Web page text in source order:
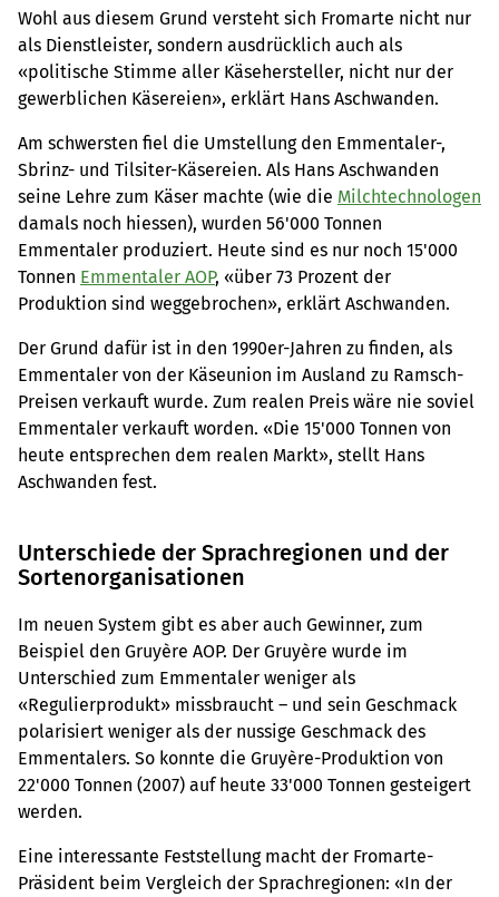
Wohl aus diesem Grund versteht sich Fromarte nicht nur
als Dienstleister, sondern ausdrücklich auch als
«politische Stimme aller Käsehersteller, nicht nur der
gewerblichen Käsereien», erklärt Hans Aschwanden.
Am schwersten fiel die Umstellung den Emmentaler-,
Sbrinz- und Tilsiter-Käsereien. Als Hans Aschwanden
seine Lehre zum Käser machte (wie die Milchtechnologen
damals noch hiessen), wurden 56'000 Tonnen
Emmentaler produziert. Heute sind es nur noch 15'000
Tonnen Emmentaler AOP, «über 73 Prozent der
Produktion sind weggebrochen», erklärt Aschwanden.
Der Grund dafür ist in den 1990er-Jahren zu finden, als
Emmentaler von der Käseunion im Ausland zu Ramsch-
Preisen verkauft wurde. Zum realen Preis wäre nie soviel
Emmentaler verkauft worden. «Die 15'000 Tonnen von
heute entsprechen dem realen Markt», stellt Hans
Aschwanden fest.
Unterschiede der Sprachregionen und der
Sortenorganisationen
Im neuen System gibt es aber auch Gewinner, zum
Beispiel den Gruyère AOP. Der Gruyère wurde im
Unterschied zum Emmentaler weniger als
«Regulierprodukt» missbraucht – und sein Geschmack
polarisiert weniger als der nussige Geschmack des
Emmentalers. So konnte die Gruyère-Produktion von
22'000 Tonnen (2007) auf heute 33'000 Tonnen gesteigert
werden.
Eine interessante Feststellung macht der Fromarte-
Präsident beim Vergleich der Sprachregionen: «In der